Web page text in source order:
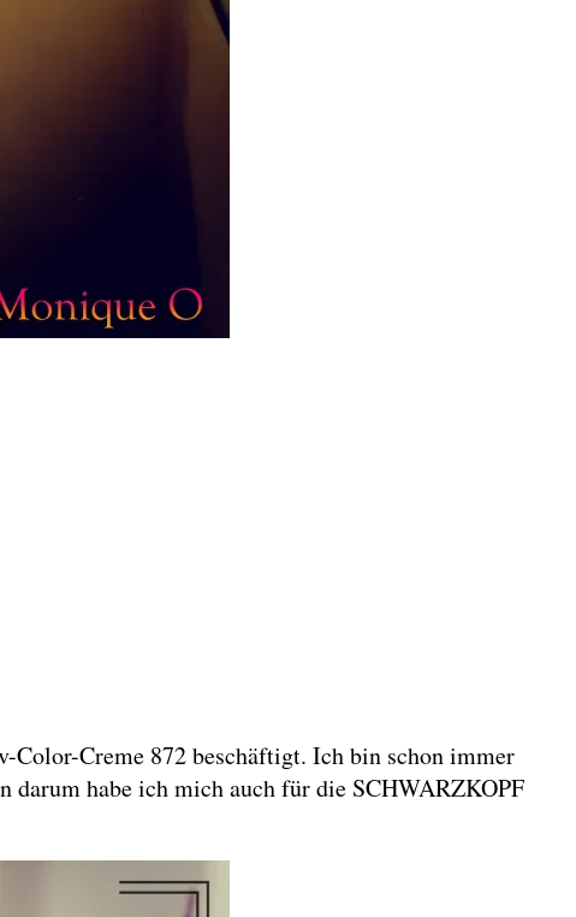
Creme 872 beschäftigt. Ich bin schon immer
darum habe ich mich auch für die SCHWARZKOPF